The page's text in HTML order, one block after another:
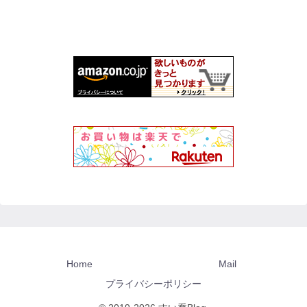
Home
Mail
プライバシーポリシー